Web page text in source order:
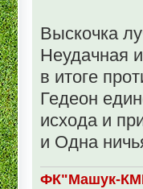
Выскочка
Неудачная
в итоге
Гедеон
исхода и
и Одна
ФК"Машук-